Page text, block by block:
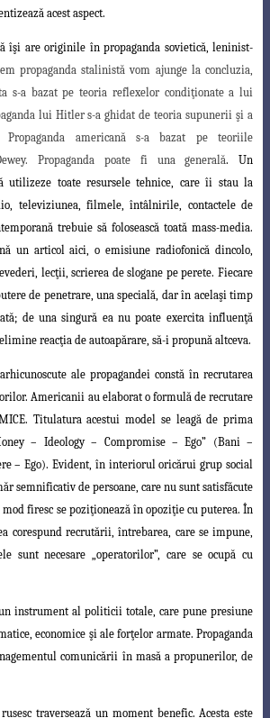
acest aspect.
îşi are originile în propaganda sovietică, leninist-
propaganda stalinistă vom ajunge la concluzia,
s-a bazat pe teoria reflexelor condiţionate a lui
lui Hitler s-a ghidat de teoria supunerii şi a
americană s-a bazat pe teoriile
Propaganda poate fi una generală. Un
utilizeze toate resursele tehnice, care îi stau la
televiziunea, filmele, întâlnirile, contactele de
trebuie să folosească toată mass-media.
un articol aici, o emisiune radiofonică dincolo,
lecţii, scrierea de slogane pe perete. Fiecare
de penetrare, una specială, dar în acelaşi timp
de una singură ea nu poate exercita influenţă
reacţia de autoapărare, să-i propună altceva.
ale propagandei constă în recrutarea
Americanii au elaborat o formulă de recrutare
Titulatura acestui model se leagă de prima
– Ideology – Compromise – Ego” (Bani –
– Ego). Evident, în interiorul oricărui grup social
semnificativ depersoane, care nu sunt satisfăcute
firesc se poziţioneazăîn opoziţie cu puterea. În
corespund recrutării, întrebarea, care se impune,
sunt necesare „operatorilor”, care se ocupă cu
instrument al politicii totale, care pune presiune
economice şi ale forţelor armate. Propaganda
comunicării în masă a propunerilor, de
traversează un moment benefic. Acesta este